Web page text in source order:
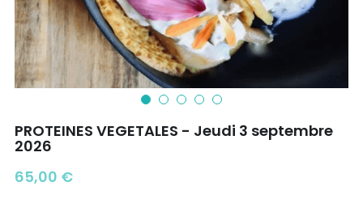
PROTEINES VEGETALES - Jeudi 3 septembre
2026
65,00 €